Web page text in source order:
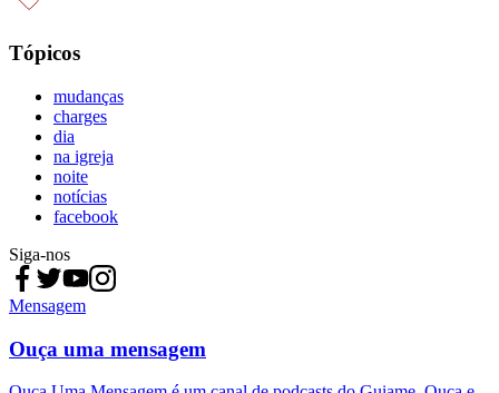
Tópicos
mudanças
charges
dia
na igreja
noite
notícias
facebook
Siga-nos
Mensagem
Ouça uma mensagem